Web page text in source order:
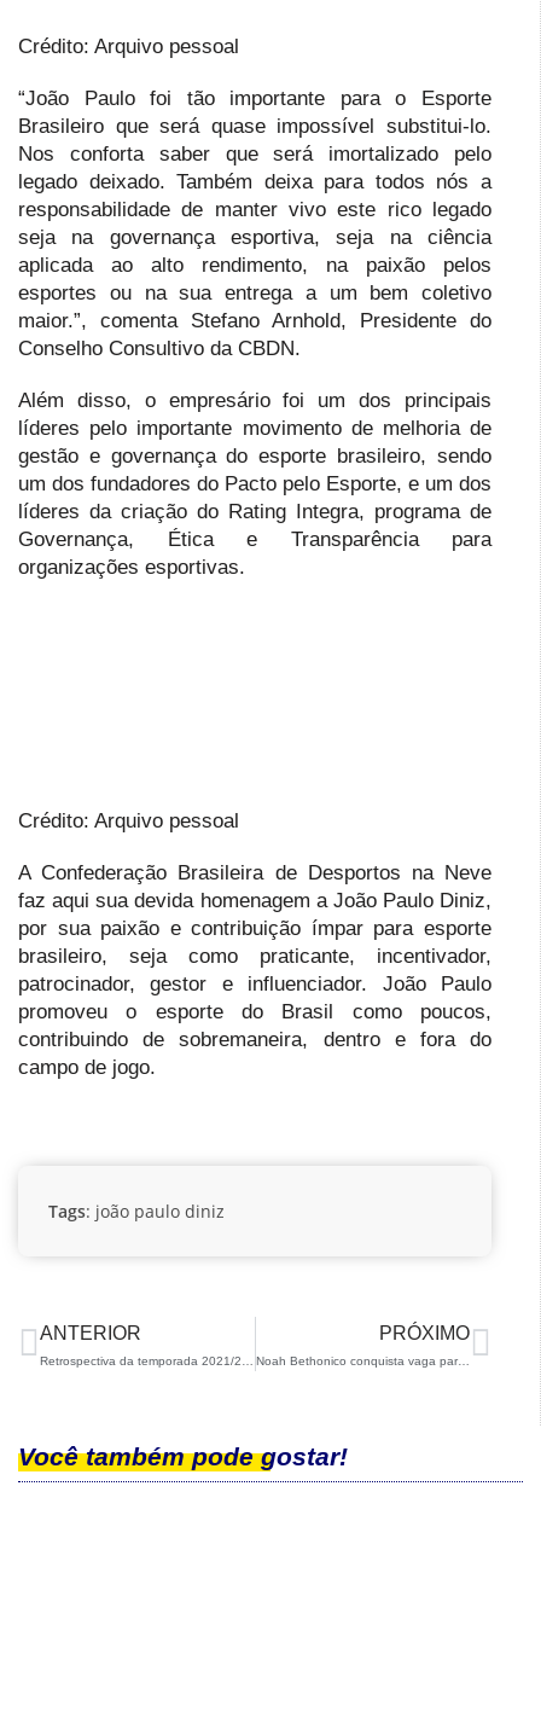
Crédito: Arquivo pessoal
“João Paulo foi tão importante para o Esporte
Brasileiro que será quase impossível substitui-lo.
Nos conforta saber que será imortalizado pelo
legado deixado. Também deixa para todos nós a
responsabilidade de manter vivo este rico legado
seja na governança esportiva, seja na ciência
aplicada ao alto rendimento, na paixão pelos
esportes ou na sua entrega a um bem coletivo
maior.”, comenta Stefano Arnhold, Presidente do
Conselho Consultivo da CBDN.
Além disso, o empresário foi um dos principais
líderes pelo importante movimento de melhoria de
gestão e governança do esporte brasileiro, sendo
um dos fundadores do Pacto pelo Esporte, e um dos
líderes da criação do Rating Integra, programa de
Governança, Ética e Transparência para
organizações esportivas.
Crédito: Arquivo pessoal
A Confederação Brasileira de Desportos na Neve
faz aqui sua devida homenagem a João Paulo Diniz,
por sua paixão e contribuição ímpar para esporte
brasileiro, seja como praticante, incentivador,
patrocinador, gestor e influenciador. João Paulo
promoveu o esporte do Brasil como poucos,
contribuindo de sobremaneira, dentro e fora do
campo de jogo.
Tags: joão paulo diniz
ANTERIOR PRÓXIMO
Noah Bethonico conquista vaga para o Brasil nos Jogos Olímpicos da Juventude
Você também pode gostar!